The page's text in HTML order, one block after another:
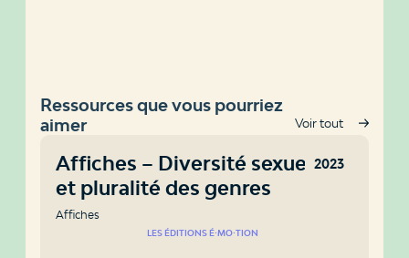
Ressources que vous pourriez
aimer
Voir tout
2023
Affiches – Diversité sexuelle
et pluralité des genres
Affiches
LES ÉDITIONS É⸱MO⸱TION